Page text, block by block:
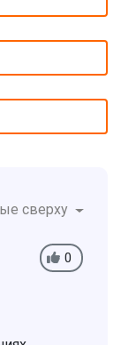
сверху
0